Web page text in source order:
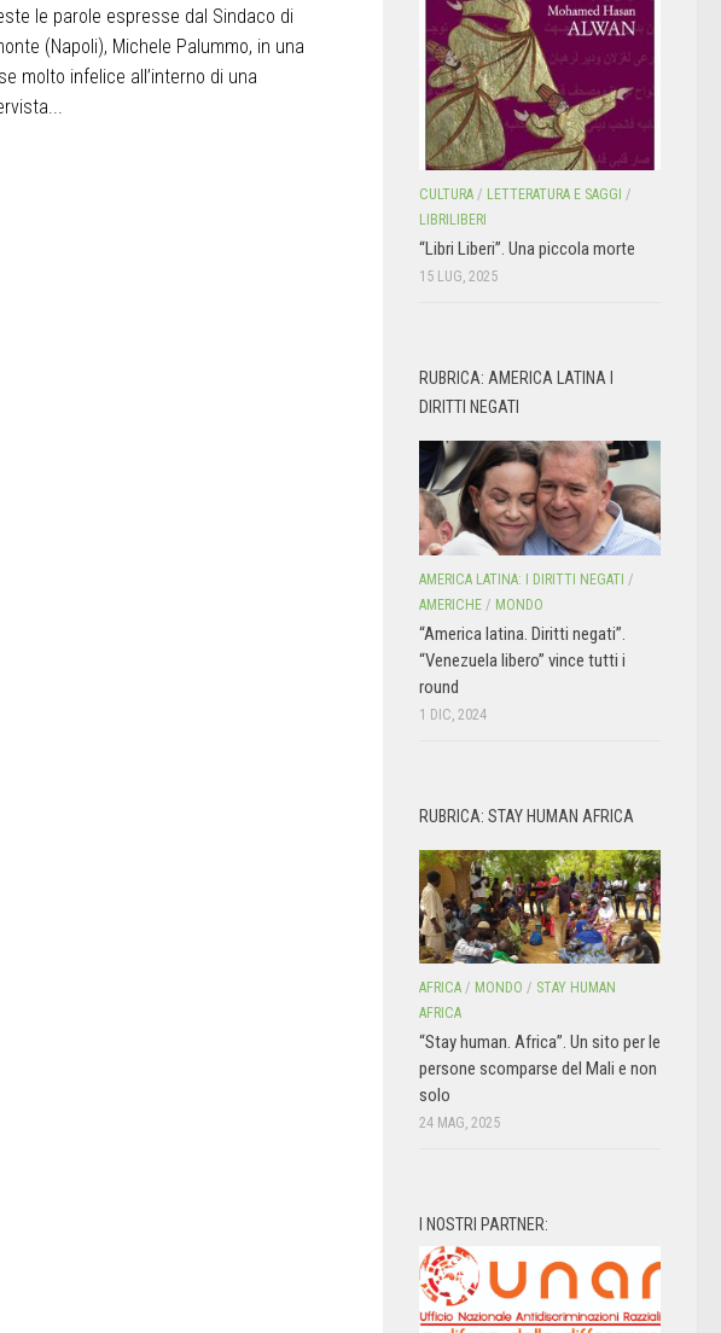
le parole espresse dal Sindaco di
(Napoli), Michele Palummo, in una
molto infelice all’interno di una
CULTURA / LETTERATURA E SAGGI /
LIBRILIBERI
“Libri Liberi”. Una piccola morte
15 LUG, 2025
RUBRICA: AMERICA LATINA I
DIRITTI NEGATI
AMERICA LATINA: I DIRITTI NEGATI /
AMERICHE / MONDO
“America latina. Diritti negati”.
“Venezuela libero” vince tutti i
round
1 DIC, 2024
RUBRICA: STAY HUMAN AFRICA
AFRICA / MONDO / STAY HUMAN
AFRICA
“Stay human. Africa”. Un sito per le
persone scomparse del Mali e non
solo
24 MAG, 2025
I NOSTRI PARTNER: